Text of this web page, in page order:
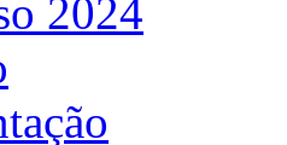
2024